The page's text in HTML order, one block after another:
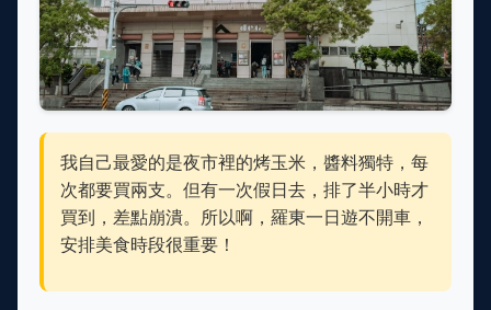
我自己最愛的是夜市裡的烤玉米，醬料獨特，每
次都要買兩支。但有一次假日去，排了半小時才
買到，差點崩潰。所以啊，羅東一日遊不開車，
安排美食時段很重要！